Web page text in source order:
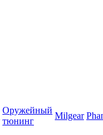
Оружейный
тюнинг
Milgear